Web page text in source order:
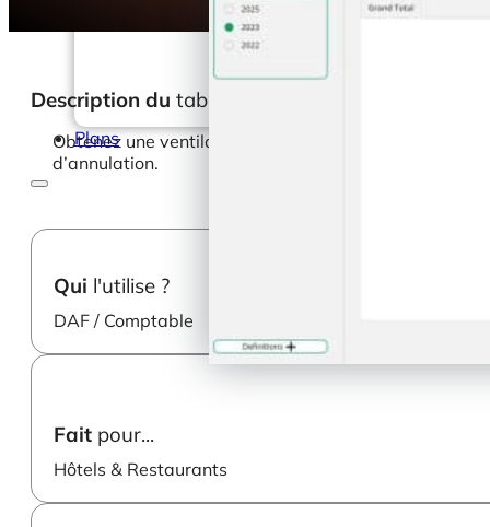
Plans
Description du tableau de bord
Obtenez une ventilation du chiffre d’affaires de
d’annulation.
Qui l'utilise ?
DAF / Comptable
Fait pour...
Hôtels & Restaurants